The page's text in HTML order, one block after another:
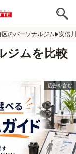
区のパーソナルジム 安倍
ジムを比較